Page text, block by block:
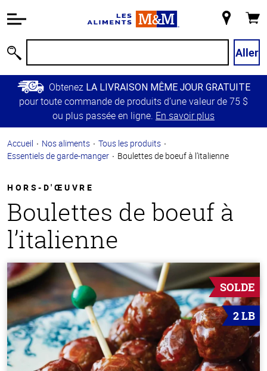
relative à
Passer
contenu
principal
Retour à
principale
magasin
Aller
Obtenez LA LIVRAISON MÊME JOUR GRATUITE
pour toute commande de produits d’une valeur de 75 $
ou plus passée en ligne. En savoir plus
Accueil Nos aliments
Tous les produits
Essentiels de garde-manger
Boulettes de boeuf à l’italienne
HORS-D'ŒUVRE
Boulettes de boeuf à
l’italienne
SOLDE
2 LB